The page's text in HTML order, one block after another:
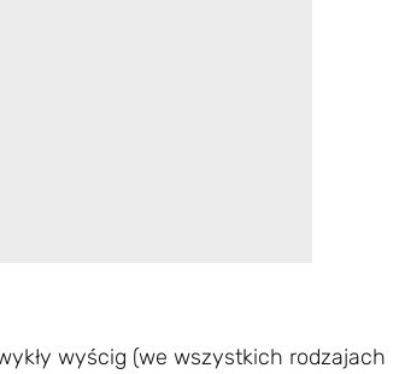
wyścig (we wszystkich rodzajach